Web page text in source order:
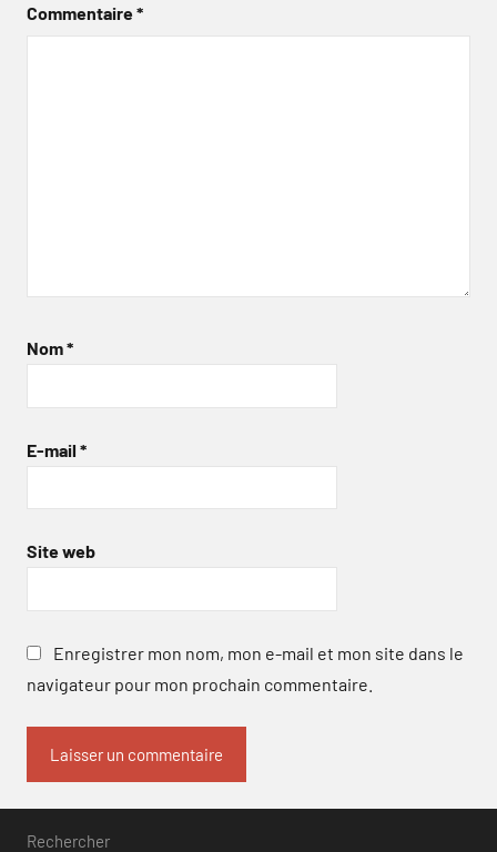
Commentaire*
Nom*
E-mail *
Site web
Enregistrer mon nom, mon e-mail et mon site dans le
navigateur pour mon prochain commentaire.
Rechercher